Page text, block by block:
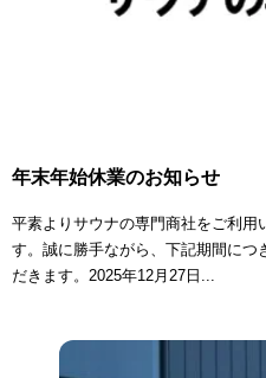
年末年始休業のお知らせ
平素よりサウナの専門商社をご利用
す。誠に勝手ながら、下記期間につ
だきます。2025年12月27日...